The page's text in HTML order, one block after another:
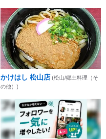
かけはし 松山店 (松山/郷土料理（そ
の他）)